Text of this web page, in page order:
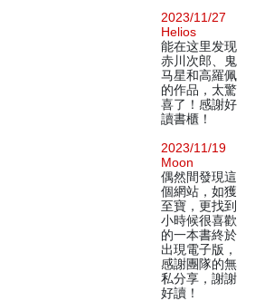
2023/11/27
Helios
能在这里发现
赤川次郎、鬼
马星和高羅佩
的作品，太驚
喜了！感謝好
讀書櫃！
2023/11/19
Moon
偶然間發現這
個網站，如獲
至寶，更找到
小時候很喜歡
的一本書終於
出現電子版，
感謝團隊的無
私分享，謝謝
好讀！